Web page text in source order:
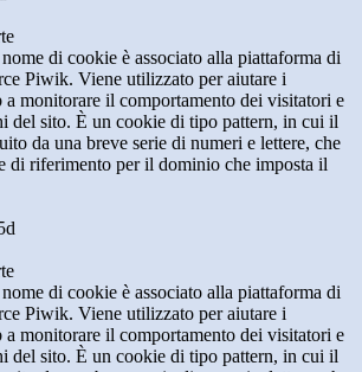
di cookie è associato alla piattaforma di
Piwik. Viene utilizzato per aiutare i
monitorare il comportamento dei visitatori e
del sito. È un cookie di tipo pattern, in cui il
da una breve serie di numeri e lettere, che
di riferimento per il dominio che imposta il
di cookie è associato alla piattaforma di
Piwik. Viene utilizzato per aiutare i
monitorare il comportamento dei visitatori e
del sito. È un cookie di tipo pattern, in cui il